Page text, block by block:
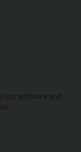
our software and